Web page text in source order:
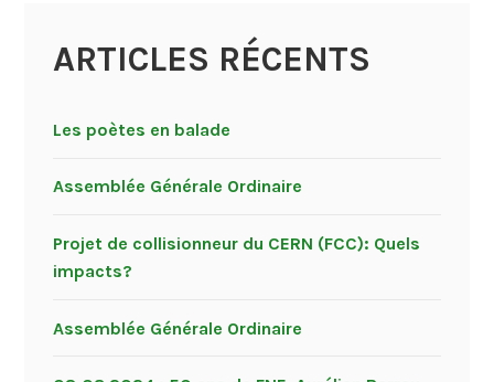
ARTICLES RÉCENTS
Les poètes en balade
Assemblée Générale Ordinaire
Projet de collisionneur du CERN (FCC): Quels
impacts?
Assemblée Générale Ordinaire